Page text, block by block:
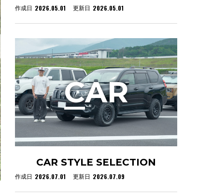
作成日 2026.05.01 更新日 2026.05.01
CAR STYLE SELECTION
作成日 2026.07.01 更新日 2026.07.09
CAR